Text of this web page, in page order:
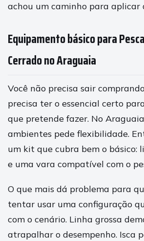
achou um caminho para aplicar
Equipamento básico para
Cerrado no Araguaia
Você não precisa sair
precisa ter o essencial certo
que pretende fazer. No
ambientes pede flexibilidade.
um kit que cubra bem o básico:
e uma vara compatível com o
O que mais dá problema para
tentar usar uma configuração
com o cenário. Linha grossa
atrapalhar o desempenho. Isca